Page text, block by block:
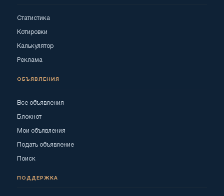
Статистика
Котировки
Калькулятор
Реклама
ОБЪЯВЛЕНИЯ
Все объявления
Блокнот
Мои объявления
Подать объявление
Поиск
ПОДДЕРЖКА